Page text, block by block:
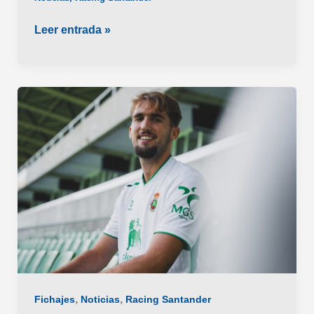
Pablo
Racing
de
Santander
Leer entrada »
Fichajes, Noticias, Racing Santander